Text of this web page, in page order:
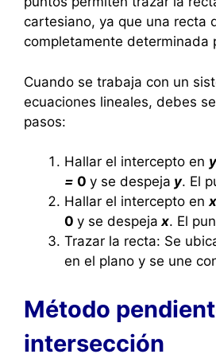
cartesiano, ya que una recta
completamente determinada
Cuando se trabaja con un
ecuaciones lineales, debes
pasos:
Hallar el intercepto en y
= 0 y se despeja y. El
Hallar el intercepto en x
0 y se despeja x. El
Trazar la recta: Se
en el plano y se une
Método
intersección